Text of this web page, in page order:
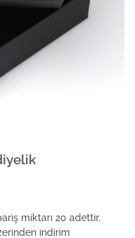
miktarı 20 adettir.
indirim